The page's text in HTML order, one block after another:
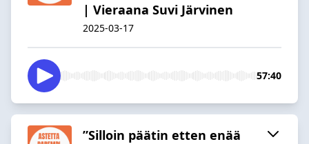
| Vieraana Suvi Järvinen
2025-03-17
57:40
”Silloin päätin etten enää